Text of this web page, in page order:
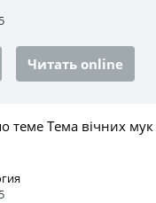
Читать online
теме Тема вічних